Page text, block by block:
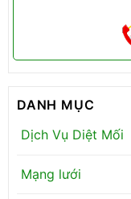
DANH MỤC
Dịch Vụ Diệt Mối
Mạng lưới